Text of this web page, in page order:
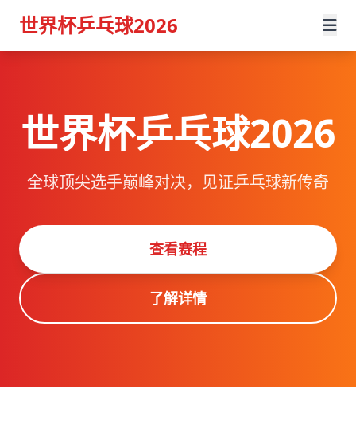
世界杯乒乓球2026
世界杯乒乓球2026
全球顶尖选手巅峰对决，见证乒乓球新传奇
查看赛程
了解详情